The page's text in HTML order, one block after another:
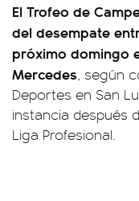
El Trofeo de
del desempate
próximo domingo
Mercedes, según
Deportes en San
instancia después
Liga Profesional.